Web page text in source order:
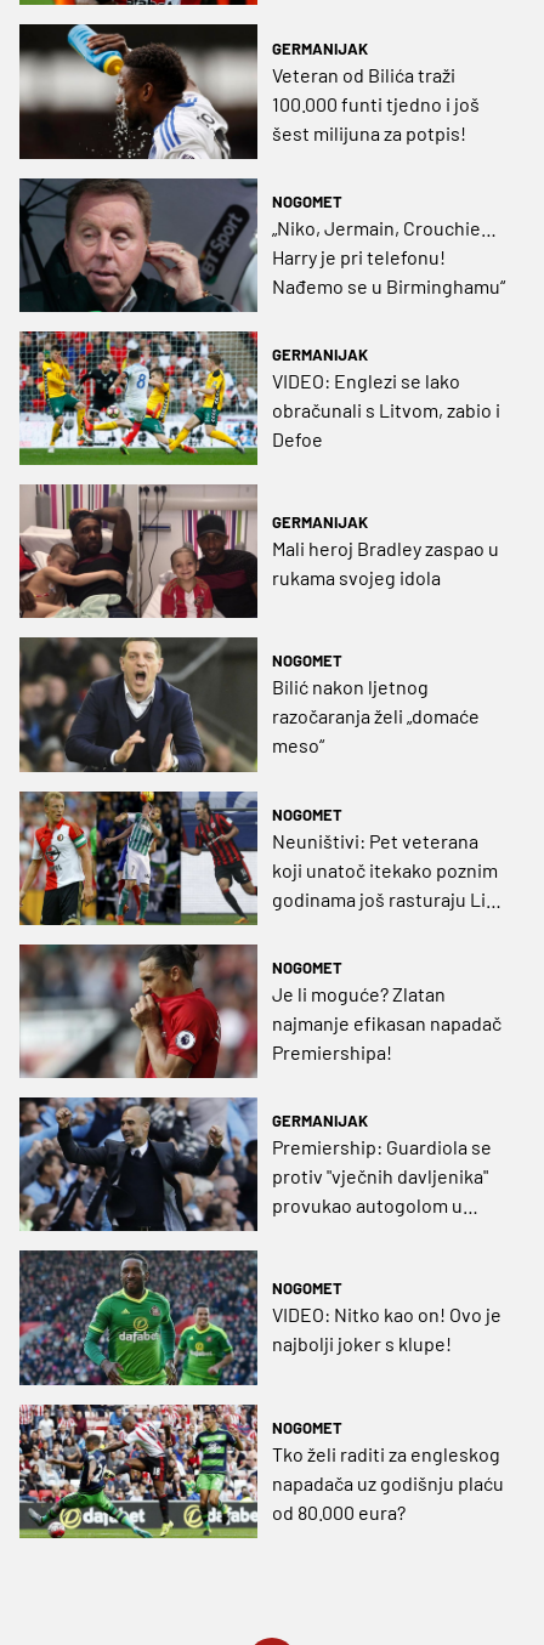
GERMANIJAK
Veteran od Bilića traži
100.000 funti tjedno i još
šest milijuna za potpis!
NOGOMET
„Niko, Jermain, Crouchie…
Harry je pri telefonu!
Nađemo se u Birminghamu“
GERMANIJAK
VIDEO: Englezi se lako
obračunali s Litvom, zabio i
Defoe
GERMANIJAK
Mali heroj Bradley zaspao u
rukama svojeg idola
NOGOMET
Bilić nakon ljetnog
razočaranja želi „domaće
meso“
NOGOMET
Neuništivi: Pet veterana
koji unatoč itekako poznim
godinama još rasturaju Lige
NOGOMET
Je li moguće? Zlatan
najmanje efikasan napadač
Premiershipa!
GERMANIJAK
Premiership: Guardiola se
protiv "vječnih davljenika"
provukao autogolom u
NOGOMET
VIDEO: Nitko kao on! Ovo je
najbolji joker s klupe!
NOGOMET
Tko želi raditi za engleskog
napadača uz godišnju plaću
od 80.000 eura?